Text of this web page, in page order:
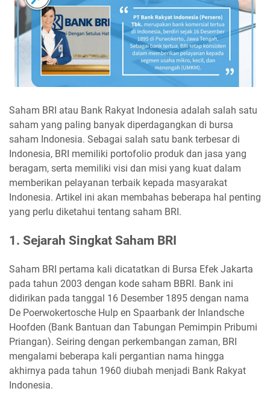
Saham BRI atau Bank Rakyat Indonesia adalah salah satu
saham yang paling banyak diperdagangkan di bursa
saham Indonesia. Sebagai salah satu bank terbesar di
Indonesia, BRI memiliki portofolio produk dan jasa yang
beragam, serta memiliki visi dan misi yang kuat dalam
memberikan pelayanan terbaik kepada masyarakat
Indonesia. Artikel ini akan membahas beberapa hal penting
yang perlu diketahui tentang saham BRI.
1. Sejarah Singkat Saham BRI
Saham BRI pertama kali dicatatkan di Bursa Efek Jakarta
pada tahun 2003 dengan kode saham BBRI. Bank ini
didirikan pada tanggal 16 Desember 1895 dengan nama
De Poerwokertosche Hulp en Spaarbank der Inlandsche
Hoofden (Bank Bantuan dan Tabungan Pemimpin Pribumi
Priangan). Seiring dengan perkembangan zaman, BRI
mengalami beberapa kali pergantian nama hingga
akhirnya pada tahun 1960 diubah menjadi Bank Rakyat
Indonesia.